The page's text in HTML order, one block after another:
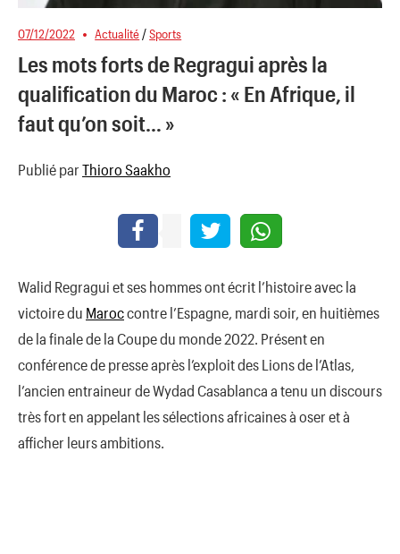
07/12/2022 Actualité /Sports
Les mots forts de Regragui après la
qualification du Maroc : « En Afrique, il
faut qu’on soit… »
Publié par Thioro Saakho
Walid Regragui et ses hommes ont écrit l’histoire avec la
victoire du Maroccontre l’Espagne, mardi soir, en huitièmes
de la finale de la Coupe du monde 2022. Présent en
conférence de presse après l’exploit des Lions de l’Atlas,
l’ancien entraineur de Wydad Casablanca a tenu un discours
très fort en appelant les sélections africaines à oser et à
afficher leurs ambitions.